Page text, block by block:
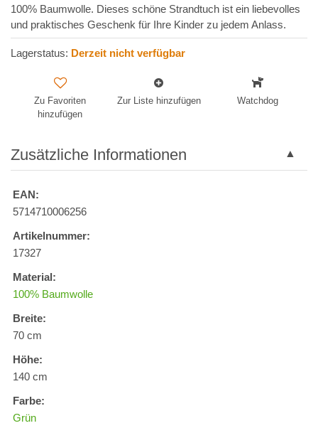
100% Baumwolle. Dieses schöne Strandtuch ist ein liebevolles
und praktisches Geschenk für Ihre Kinder zu jedem Anlass.
Lagerstatus: Derzeit nicht verfügbar
Zu Favoriten
hinzufügen
Zur Liste hinzufügen Watchdog
Zusätzliche Informationen
EAN:
5714710006256
Artikelnummer:
17327
Material:
100% Baumwolle
Breite:
70 cm
Höhe:
140 cm
Farbe:
Grün